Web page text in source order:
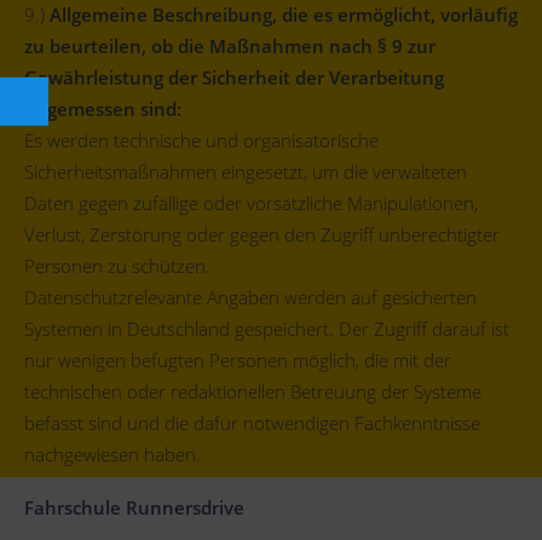
9.) Allgemeine Beschreibung, die es ermöglicht, vorläufig
zu beurteilen, ob die Maßnahmen nach § 9 zur
Gewährleistung der Sicherheit der Verarbeitung
angemessen sind:
Es werden technische und organisatorische
Sicherheitsmaßnahmen eingesetzt, um die verwalteten
Daten gegen zufällige oder vorsätzliche Manipulationen,
Verlust, Zerstörung oder gegen den Zugriff unberechtigter
Personen zu schützen.
Datenschutzrelevante Angaben werden auf gesicherten
Systemen in Deutschland gespeichert. Der Zugriff darauf ist
nur wenigen befugten Personen möglich, die mit der
technischen oder redaktionellen Betreuung der Systeme
befasst sind und die dafür notwendigen Fachkenntnisse
nachgewiesen haben.
Fahrschule Runnersdrive